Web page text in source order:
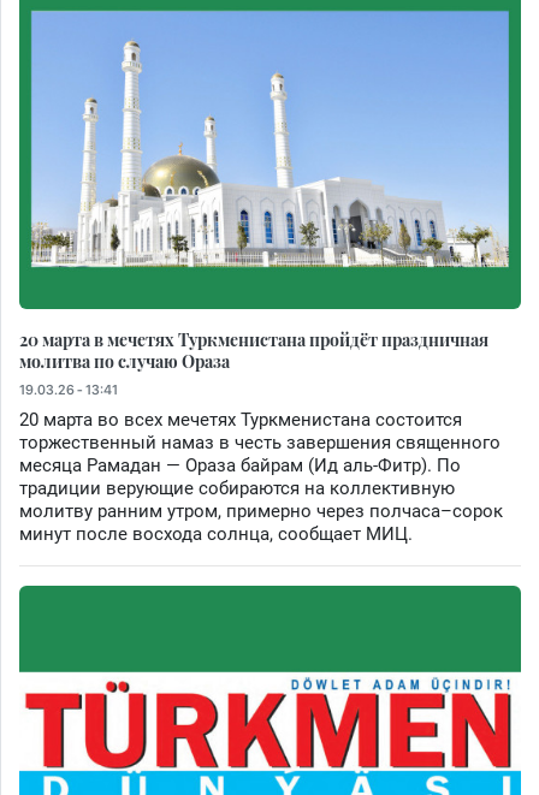
20 марта в мечетях Туркменистана пройдёт праздничная
молитва по случаю Ораза
19.03.26 - 13:41
20 марта во всех мечетях Туркменистана состоится
торжественный намаз в честь завершения священного
месяца Рамадан — Ораза байрам (Ид аль-Фитр). По
традиции верующие собираются на коллективную
молитву ранним утром, примерно через полчаса–сорок
минут после восхода солнца, сообщает МИЦ.